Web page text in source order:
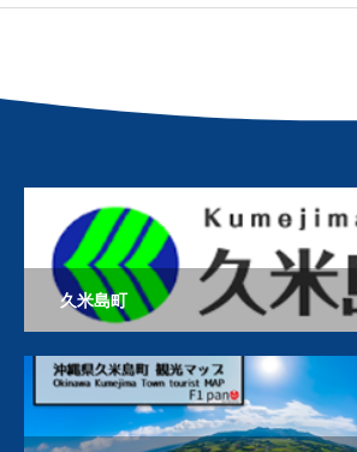
久米島町